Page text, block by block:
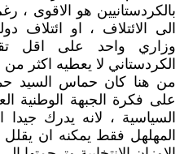
بالكردستانيين هو الاقوى
الى الائتلاف ، او ائتلاف
وزاري واحد على اقل
الكردستاني لا يعطيه اكثر
من هنا كان حماس السيد
على فكرة الجبهة الوطنية
السياسية ، لانه يدرك
المهلهل فقط يمكنه ان